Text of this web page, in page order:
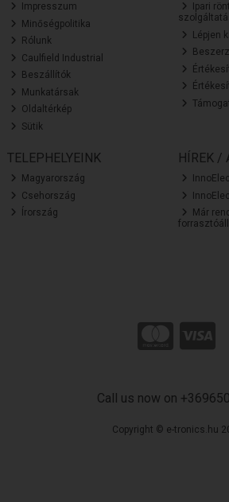
Impresszum
Minőségpolitika
Rólunk
Caulfield Industrial
Beszállítók
Munkatársak
Oldaltérkép
Sütik
Ipari
Lépjen
TELEPHELYEINK
Magyarország
Csehország
Írország
HÍREK /
Már
Call us now on
Copyright © e-tronics.hu